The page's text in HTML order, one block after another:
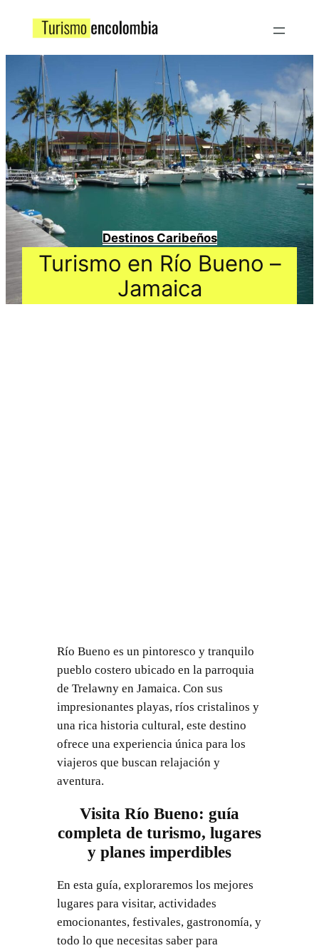
Destinos Caribeños
Turismo en Río Bueno –
Jamaica
Río Bueno es un pintoresco y tranquilo
pueblo costero ubicado en la parroquia
de Trelawny en Jamaica. Con sus
impresionantes playas, ríos cristalinos y
una rica historia cultural, este destino
ofrece una experiencia única para los
viajeros que buscan relajación y
aventura.
Visita Río Bueno: guía
completa de turismo, lugares
y planes imperdibles
En esta guía, exploraremos los mejores
lugares para visitar, actividades
emocionantes, festivales, gastronomía, y
todo lo que necesitas saber para